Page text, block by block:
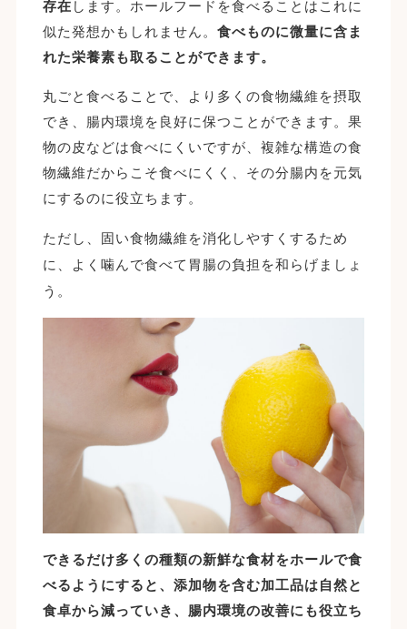
存在 します。ホールフードを食べることはこれに
似た発想かもしれません。 食べものに微量に含ま
れた栄養素も取ることができます。
丸ごと食べることで、より多くの食物繊維を摂取
でき、腸内環境を良好に保つことができます。果
物の皮などは食べにくいですが、複雑な構造の食
物繊維だからこそ食べにくく、その分腸内を元気
にするのに役立ちます。
ただし、固い食物繊維を消化しやすくするため
に、よく噛んで食べて胃腸の負担を和らげましょ
う。
できるだけ多くの種類の新鮮な食材をホールで食
べるようにすると、添加物を含む加工品は自然と
食卓から減っていき、腸内環境の改善にも役立ち